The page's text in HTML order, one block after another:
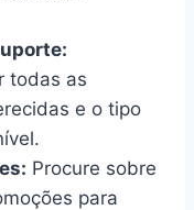
todas as
e o tipo
Procure sobre
para